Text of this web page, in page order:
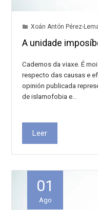
Xoán Antón Pérez-
A unidade
Cadernos da viaxe. É
respecto das causas e
opinión publicada
de islamofobia e…
Leer
01
Ago